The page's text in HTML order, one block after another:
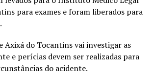
para exames e foram liberados para
Axixá do Tocantins vai investigar as
e perícias devem ser realizadas para
do acidente.